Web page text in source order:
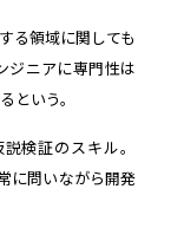
る領域に関しても
ジニアに専門性は
という。
検証のスキル。
に問いながら開発